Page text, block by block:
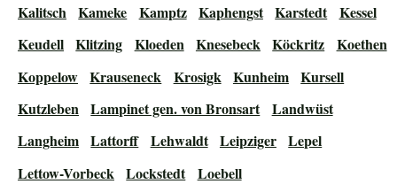
Kalitsch Kameke Kamptz Kaphengst Karstedt Kessel
Keudell Klitzing Kloeden Knesebeck Köckritz
Koethen
Koppelow Krauseneck Krosigk Kunheim Kursell
Kutzleben Lampinet gen. von Bronsart Landwüst
Langheim Lattorff Lehwaldt Leipziger Lepel
Lettow-Vorbeck Lockstedt Loebell